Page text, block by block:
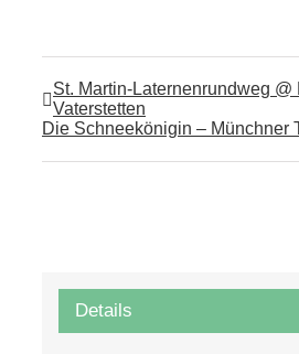
St. Martin-Laternenrundweg
Vaterstetten
Die Schneekönigin – Münchner
Details